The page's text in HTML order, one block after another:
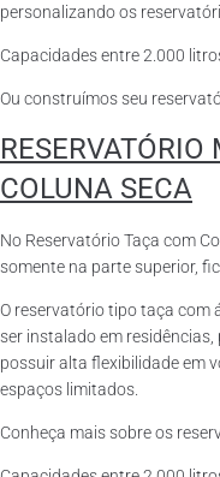
personalizando os
Capacidades entre 2.000
Ou construímos seu
COLUNA SECA
No Reservatório Taça com
somente na parte superior,
O reservatório tipo taça com
ser instalado em
possuir alta flexibilidade em
espaços limitados.
Conheça mais sobre os